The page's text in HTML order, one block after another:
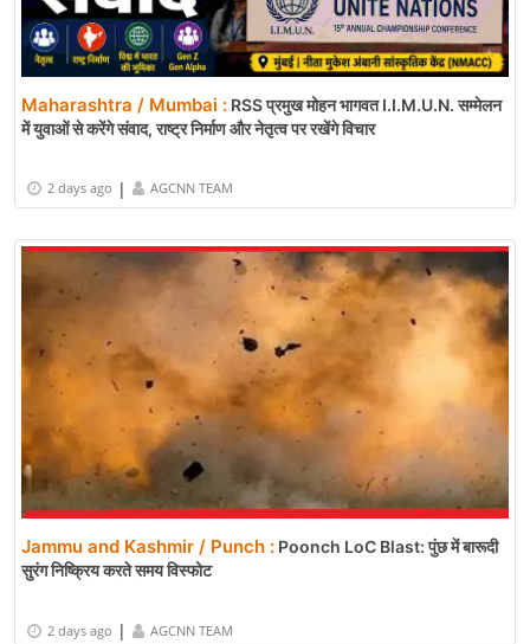
Maharashtra / Mumbai : RSS प्रमुख मोहन भागवत I.I.M.U.N. सम्मेलन
में युवाओं से करेंगे संवाद, राष्ट्र निर्माण और नेतृत्व पर रखेंगे विचार
2 days ago | AGCNN TEAM
Jammu and Kashmir / Punch : Poonch LoC Blast: पुंछ में बारूदी
सुरंग निष्क्रिय करते समय विस्फोट
2 days ago | AGCNN TEAM